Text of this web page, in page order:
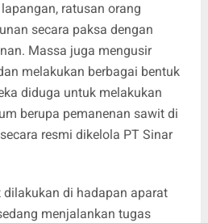
ratusan orang
secara paksa dengan
Massa juga mengusir
melakukan berbagai bentuk
diduga untuk melakukan
berupa pemanenan sawit di
resmi dikelola PT Sinar
dilakukan di hadapan aparat
menjalankan tugas